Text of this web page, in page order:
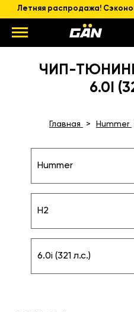
Летняя распродажа!
ЧИП-ТЮНИНГ
6.0I
Главная Hummer
Hummer
H2
6.0i (321 л.с.)